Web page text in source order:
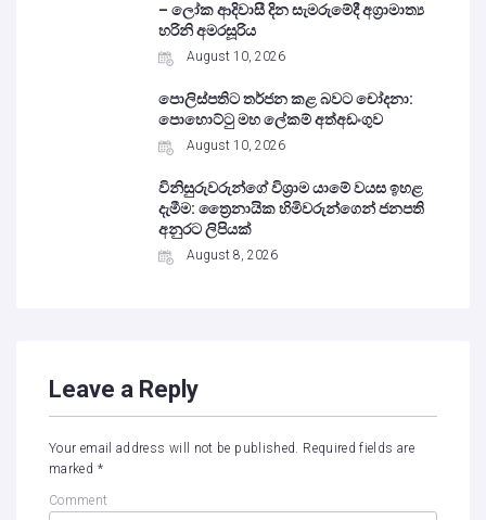
– ලෝක ආදිවාසී දින සැමරුමේදී අග්‍රාමාත්‍ය
හරිනි අමරසූරිය
August 10, 2026
පොලිස්පතිට තර්ජන කළ බවට චෝදනා:
පොහොට්ටු මහ ලේකම් අත්අඩංගුව
August 10, 2026
විනිසුරුවරුන්ගේ විශ්‍රාම යාමේ වයස ඉහළ
දැමීම: ත්‍රෛනායික හිමිවරුන්ගෙන් ජනපති
අනුරට ලිපියක්
August 8, 2026
Leave a Reply
Your email address will not be published. Required fields are
marked *
Comment